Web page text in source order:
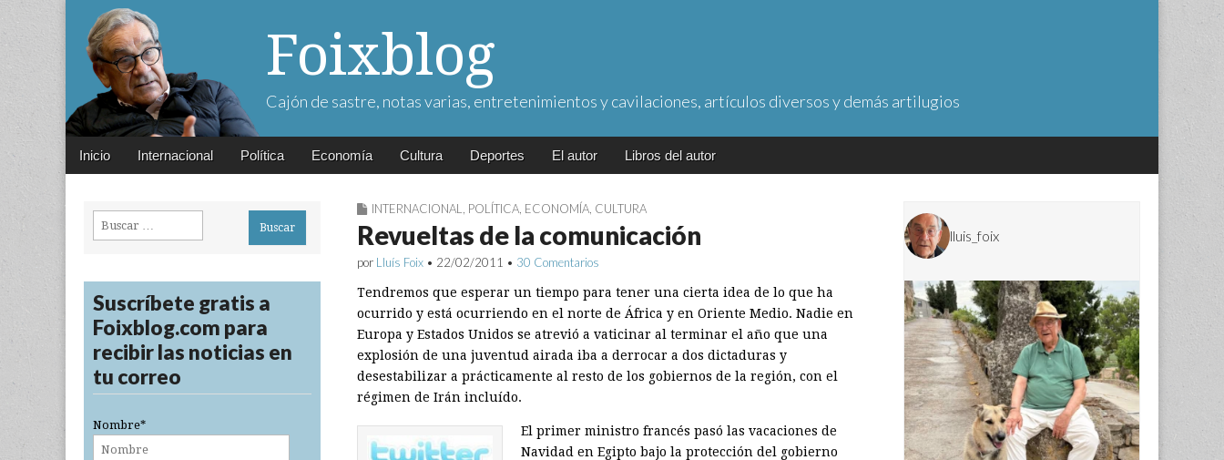
Foixblog
Cajón de sastre, notas varias, entretenimientos y cavilaciones, artículos diversos y demás artilugios
Main
Skip
Inicio Internacional Política Economía Cultura Deportes El autor Libros del autor
INTERNACIONAL POLÍTICA ECONOMÍA CULTURA
Revueltas de la comunicación
por Lluís Foix • 22/02/2011 • 30 Comentarios
Tendremos que esperar un tiempo para tener una cierta idea de lo que ha
ocurrido y está ocurriendo en el norte de África y en Oriente Medio. Nadie en
Europa y Estados Unidos se atrevió a vaticinar al terminar el año que una
explosión de una juventud airada iba a derrocar a dos dictaduras y
desestabilizar a prácticamente al resto de los gobiernos de la región, con el
régimen de Irán incluído.
El primer ministro francés pasó las vacaciones de
Navidad en Egipto bajo la protección del gobierno
Buscar:
Suscríbete gratis a
Foixblog.com para
recibir las noticias en
tu correo
Nombre*
lluis_foix